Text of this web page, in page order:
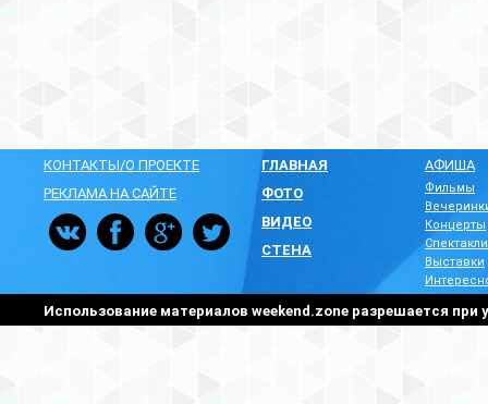
КОНТАКТЫ/О ПРОЕКТЕ
РЕКЛАМА НА САЙТЕ
ГЛАВНАЯ
ФОТО
ВИДЕО
СТЕНА
АФИША
Фильмы
Концерты
Спектакли
Выставки
Использование материалов weekend.zone разрешается